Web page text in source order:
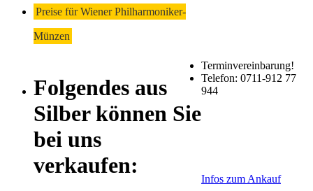
Preise für Wiener Philharmoniker-
Münzen
Folgendes aus
Silber können Sie
bei uns
verkaufen:
Terminvereinbarung!
Telefon: 0711-912 77
944
Sidebar
Infos zum Ankauf